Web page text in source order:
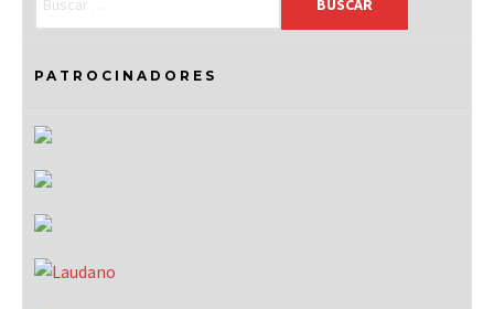
PATROCINADORES